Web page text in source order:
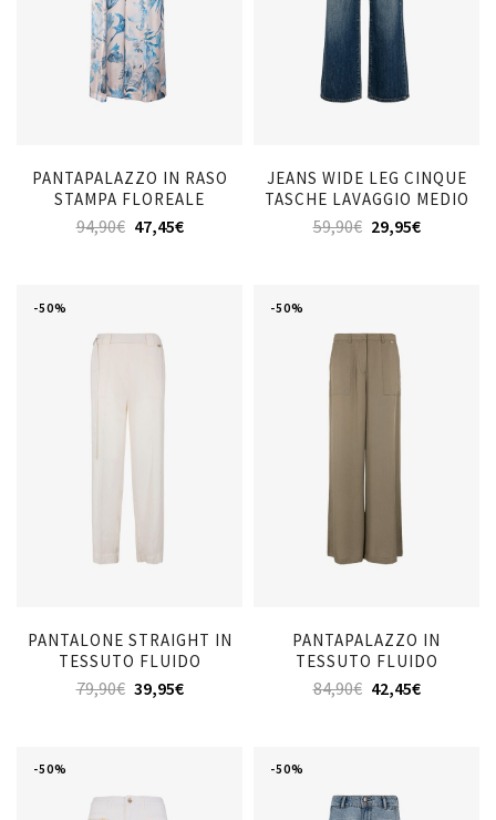
PANTAPALAZZO IN RASO
STAMPA FLOREALE
94,90€ 47,45€
JEANS WIDE LEG CINQUE
TASCHE LAVAGGIO MEDIO
59,90€ 29,95€
-50%
PANTALONE STRAIGHT IN
TESSUTO FLUIDO
79,90€ 39,95€
-50%
PANTAPALAZZO IN
TESSUTO FLUIDO
84,90€ 42,45€
-50% -50%